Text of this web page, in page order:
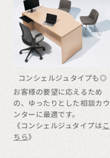
コンシェルジュタイプも◎
お客様の要望に応えるため
の、ゆったりとした相談カウ
ンターに最適です。
《コンシェルジュタイプはこ
ちら》